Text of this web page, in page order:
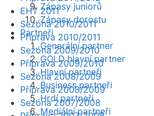
Zápasy juniorů
Zápasy dorostu
Partneři
Generální partner
GOLD hlavní partner
Hlavní partneři
Business partneři
Hrdí partneři
Mediální partneři
EHT 2011
Sezóna 2010/2011
Příprava 2010/2011
Sezóna 2009/2010
Příprava 2009/2010
Sezóna 2008/2009
Příprava 2008/2009
Sezóna 2007/2008